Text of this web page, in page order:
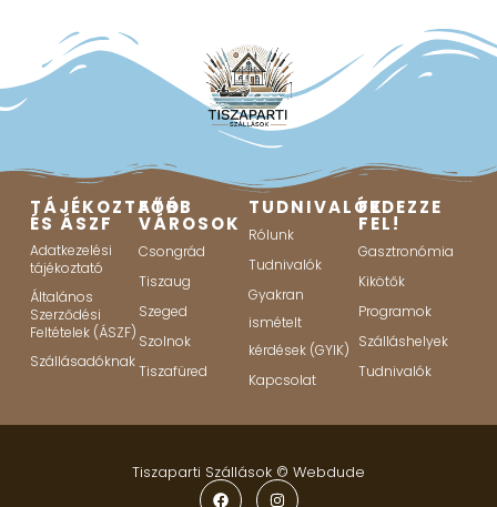
TÁJÉKOZTATÓ
ÉS ÁSZF
Adatkezelési
tájékoztató
Általános
Szerződési
Feltételek (ÁSZF)
Szállásadóknak
FŐBB
VÁROSOK
Csongrád
Tiszaug
Szeged
Szolnok
Tiszafüred
TUDNIVALÓK
Rólunk
Tudnivalók
Gyakran
ismételt
kérdések (GYIK)
Kapcsolat
FEDEZZE
FEL!
Gasztronómia
Kikötők
Programok
Szálláshelyek
Tudnivalók
Tiszaparti Szállások © Webdude